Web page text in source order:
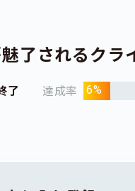
了されるクラ
了 達成率 6%